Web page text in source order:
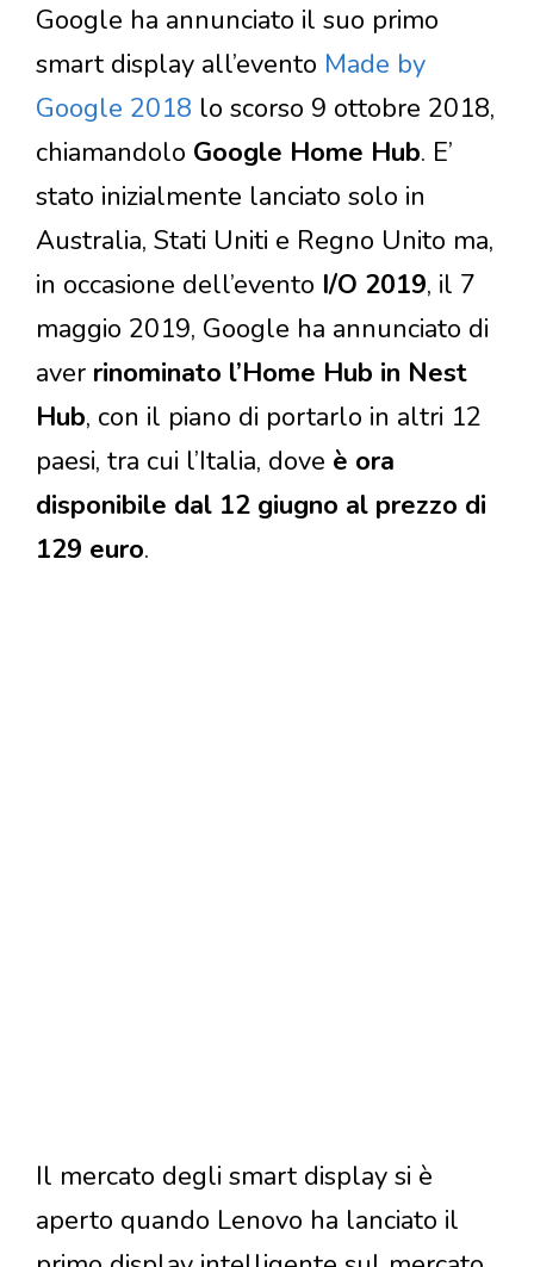
Google ha annunciato il suo primo
smart display all’evento Made by
Google 2018 lo scorso 9 ottobre 2018,
chiamandolo Google Home Hub. E’
stato inizialmente lanciato solo in
Australia, Stati Uniti e Regno Unito ma,
in occasione dell’evento I/O 2019, il 7
maggio 2019, Google ha annunciato di
aver rinominato l’Home Hub in Nest
Hub, con il piano di portarlo in altri 12
paesi, tra cui l’Italia, dove è ora
disponibile dal 12 giugno al prezzo di
129 euro.
Il mercato degli smart display si è
aperto quando Lenovo ha lanciato il